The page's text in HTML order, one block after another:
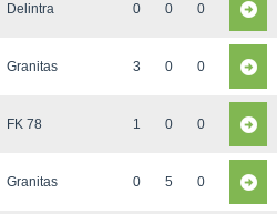
Delintra 0 0 0
Granitas 3 0 0
FK 78 1 0 0
Granitas 0 5 0